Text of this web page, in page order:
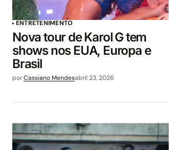
ENTRETENIMENTO
Nova tour de Karol G tem
shows nos EUA, Europa e
Brasil
porCassiano Mendesabril 23, 2026